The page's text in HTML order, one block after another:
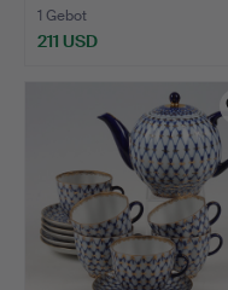
1 Gebot
211 USD